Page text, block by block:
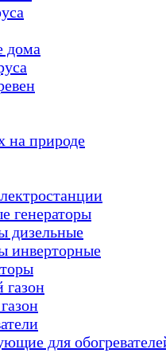
дома
на природе
генераторы
дизельные
инверторные
газон
для